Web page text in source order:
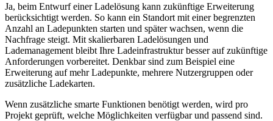
Ja, beim Entwurf einer Ladelösung kann zukünftige Erweiterung
berücksichtigt werden. So kann ein Standort mit einer begrenzten
Anzahl an Ladepunkten starten und später wachsen, wenn die
Nachfrage steigt. Mit skalierbaren Ladelösungen und
Lademanagement bleibt Ihre Ladeinfrastruktur besser auf zukünftige
Anforderungen vorbereitet. Denkbar sind zum Beispiel eine
Erweiterung auf mehr Ladepunkte, mehrere Nutzergruppen oder
zusätzliche Ladekarten.
Wenn zusätzliche smarte Funktionen benötigt werden, wird pro
Projekt geprüft, welche Möglichkeiten verfügbar und passend sind.